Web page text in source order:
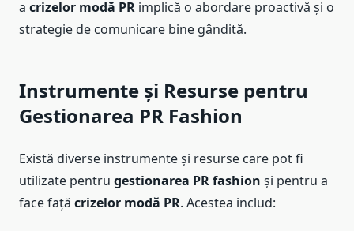
a crizelor modă PR implică o abordare proactivă și o
strategie de comunicare bine gândită.
Instrumente și Resurse pentru
Gestionarea PR Fashion
Există diverse instrumente și resurse care pot fi
utilizate pentru gestionarea PR fashion și pentru a
face față crizelor modă PR. Acestea includ: